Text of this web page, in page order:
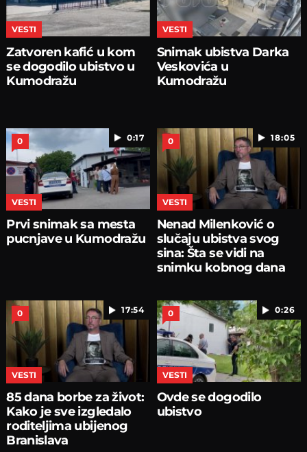
VESTI
Zatvoren kafić u kom
se dogodilo ubistvo u
Kumodražu
VESTI
Snimak ubistva Darka
Veskovića u
Kumodražu
0:17
0
VESTI
Prvi snimak sa mesta
pucnjave u Kumodražu
18:05
0
VESTI
Nenad Milenković o
slučaju ubistva svog
sina: Šta se vidi na
snimku kobnog dana
17:54
0
VESTI
85 dana borbe za život:
Kako je sve izgledalo
roditeljima ubijenog
Branislava
0:26
0
VESTI
Ovde se dogodilo
ubistvo